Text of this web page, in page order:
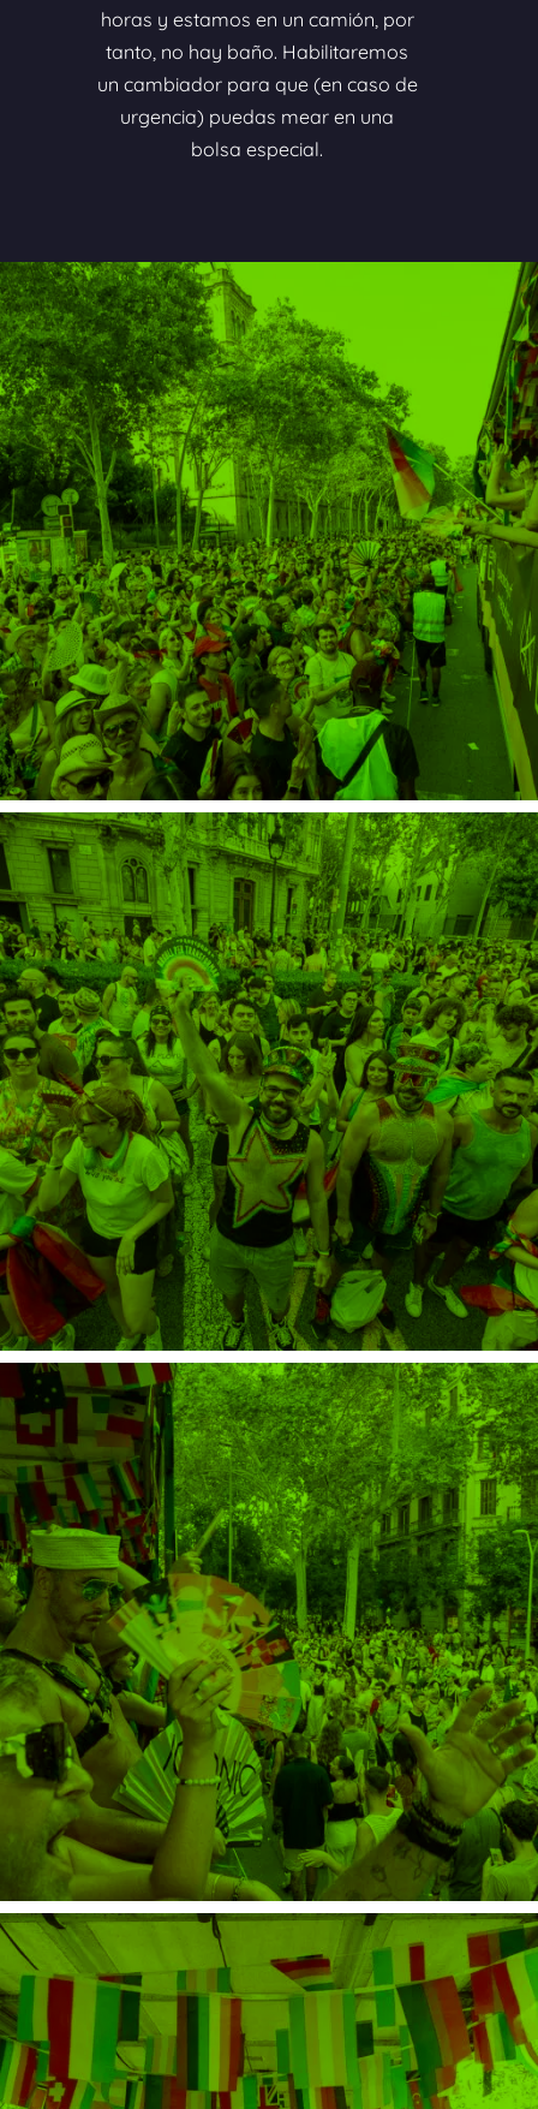
horas y estamos en un camión, por
tanto, no hay baño. Habilitaremos
un cambiador para que (en caso de
urgencia) puedas mear en una
bolsa especial.